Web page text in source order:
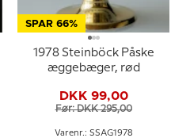
SPAR 66%
1978 Steinböck Påske
æggebæger, rød
DKK 99,00
Før: DKK 295,00
Varenr.: SSAG1978